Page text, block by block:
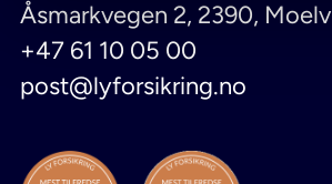
Åsmarkvegen 2, 2390, Moelv
+47 61 10 05 00
post@lyforsikring.no